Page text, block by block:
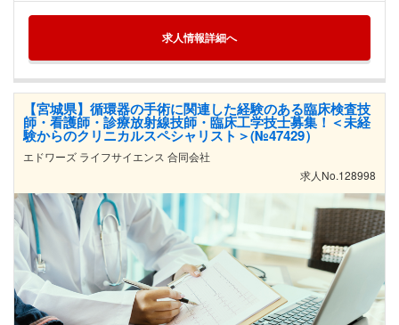
求人情報詳細へ
【宮城県】循環器の手術に関連した経験のある臨床検査技
師・看護師・診療放射線技師・臨床工学技士募集！＜未経
験からのクリニカルスペシャリスト＞(№47429）
エドワーズ ライフサイエンス 合同会社
求人No.128998